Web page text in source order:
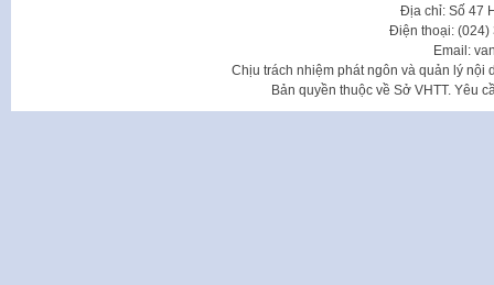
Địa chỉ: Số 47
Điện thoại: (024)
Email:
Chịu trách nhiệm phát ngôn và quản lý nội
Bản quyền thuộc về Sở VHTT. Yêu